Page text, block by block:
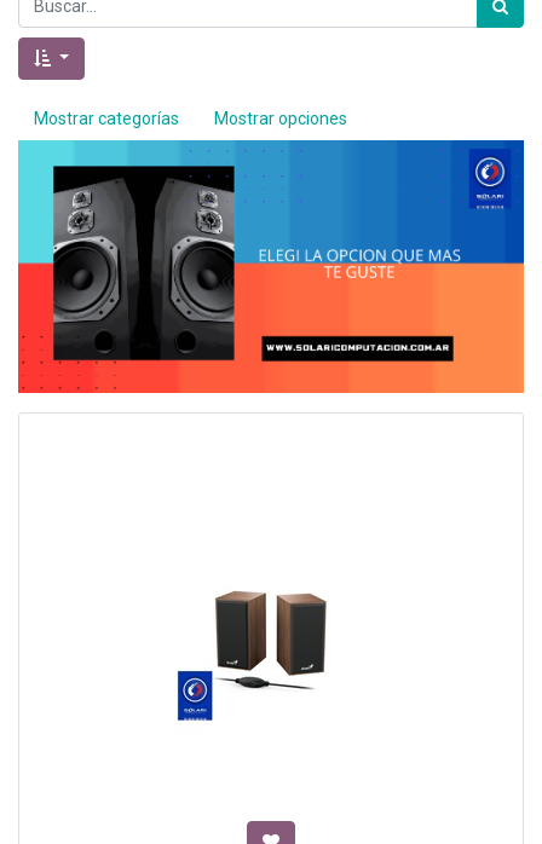
Mostrar categorías Mostrar opciones